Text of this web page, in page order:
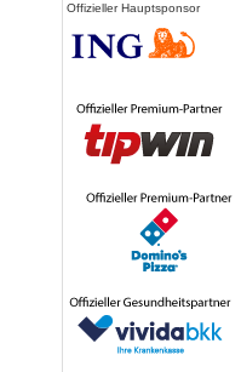
Offizieller Hauptsponsor